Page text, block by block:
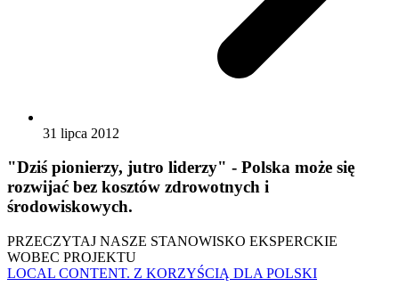
31 lipca 2012
"Dziś pionierzy, jutro liderzy" - Polska może się
rozwijać bez kosztów zdrowotnych i
środowiskowych.
PRZECZYTAJ NASZE STANOWISKO EKSPERCKIE
WOBEC PROJEKTU
LOCAL CONTENT. Z KORZYŚCIĄ DLA POLSKI